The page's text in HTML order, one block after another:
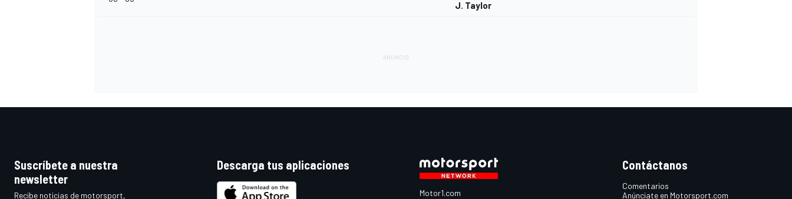
J. Taylor
Suscríbete a nuestra
newsletter
Recibe noticias de motorsport,
Descarga tus aplicaciones
Motor1.com
Contáctanos
Comentarios
Anúnciate en Motorsport.com